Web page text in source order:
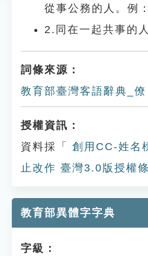
從事公務的人。例
2.同在一起共事的
詞條來源：
教育部臺灣客語辭典_僚
授權資訊：
資料採「
創用CC-姓名
止改作 臺灣3.0版授權
教育部異體字字典
字級：